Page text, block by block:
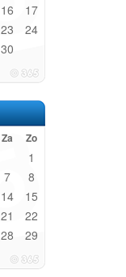
16 17
23 24
30
Za Zo
1
7 8
14 15
21 22
28 29